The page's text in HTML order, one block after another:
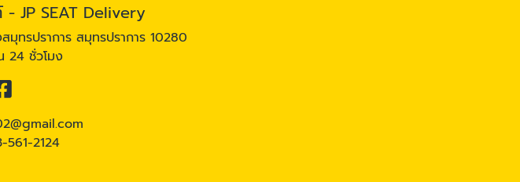
JP SEAT Delivery
ทรปราการ สมุทรปราการ 10280
24 ชั่วโมง
561-2124